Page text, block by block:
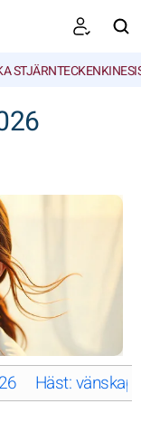
STJÄRNTECKEN
Häst: